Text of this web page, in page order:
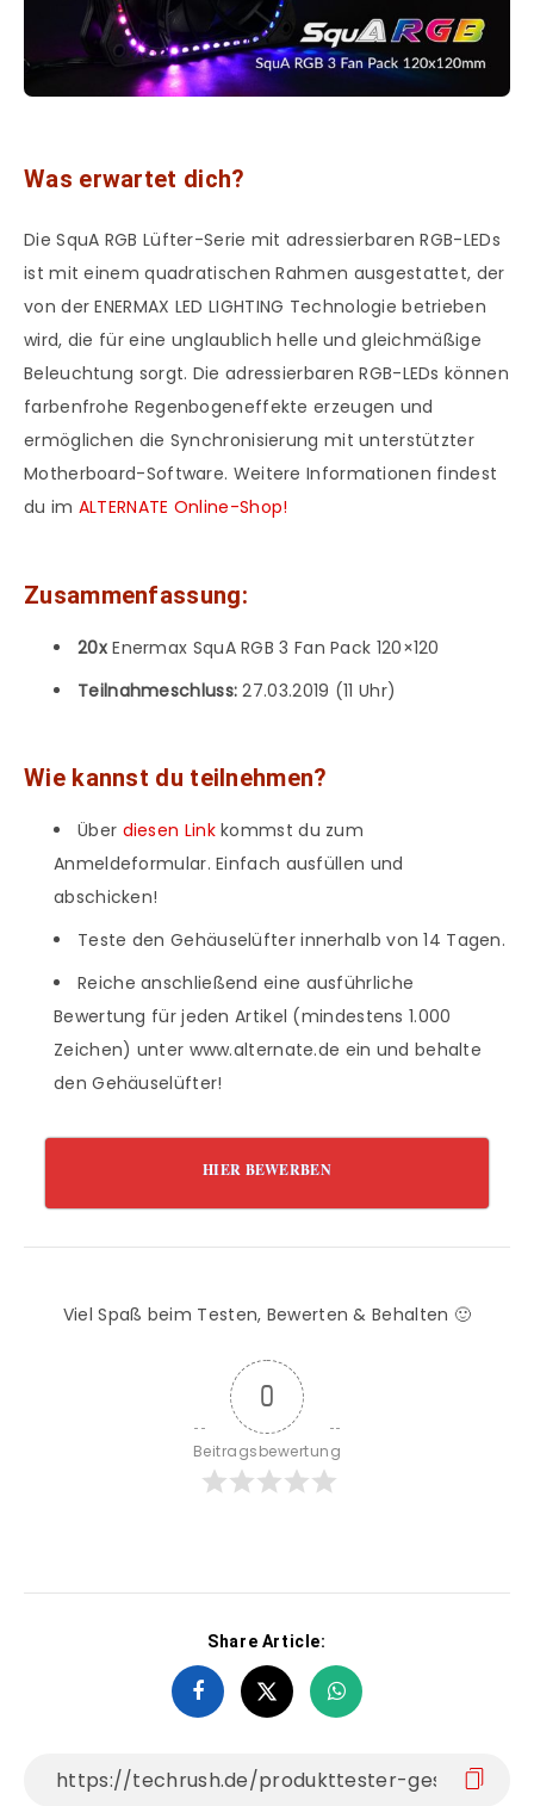
Was erwartet dich?
Die SquA RGB Lüfter-Serie mit adressierbaren RGB-LEDs
ist mit einem quadratischen Rahmen ausgestattet, der
von der ENERMAX LED LIGHTING Technologie betrieben
wird, die für eine unglaublich helle und gleichmäßige
Beleuchtung sorgt. Die adressierbaren RGB-LEDs können
farbenfrohe Regenbogeneffekte erzeugen und
ermöglichen die Synchronisierung mit unterstützter
Motherboard-Software. Weitere Informationen findest
du im ALTERNATE Online-Shop!
Zusammenfassung:
20xEnermax SquA RGB 3 Fan Pack 120×120
Teilnahmeschluss: 27.03.2019 (11 Uhr)
Wie kannst du teilnehmen?
Über diesen Linkkommst du zum
Anmeldeformular. Einfach ausfüllen und
abschicken!
Teste den Gehäuselüfter innerhalb von 14 Tagen.
Reiche anschließend eine ausführliche
Bewertung für jeden Artikel (mindestens 1.000
Zeichen) unter www.alternate.de ein und behalte
den Gehäuselüfter!
HIER BEWERBEN
Viel Spaß beim Testen, Bewerten & Behalten 🙂
0
Beitragsbewertung
Share Article: